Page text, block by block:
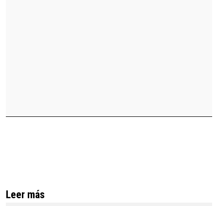
Leer más